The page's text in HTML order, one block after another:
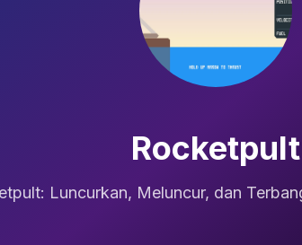
Rocketpult
Luncurkan, Meluncur, dan